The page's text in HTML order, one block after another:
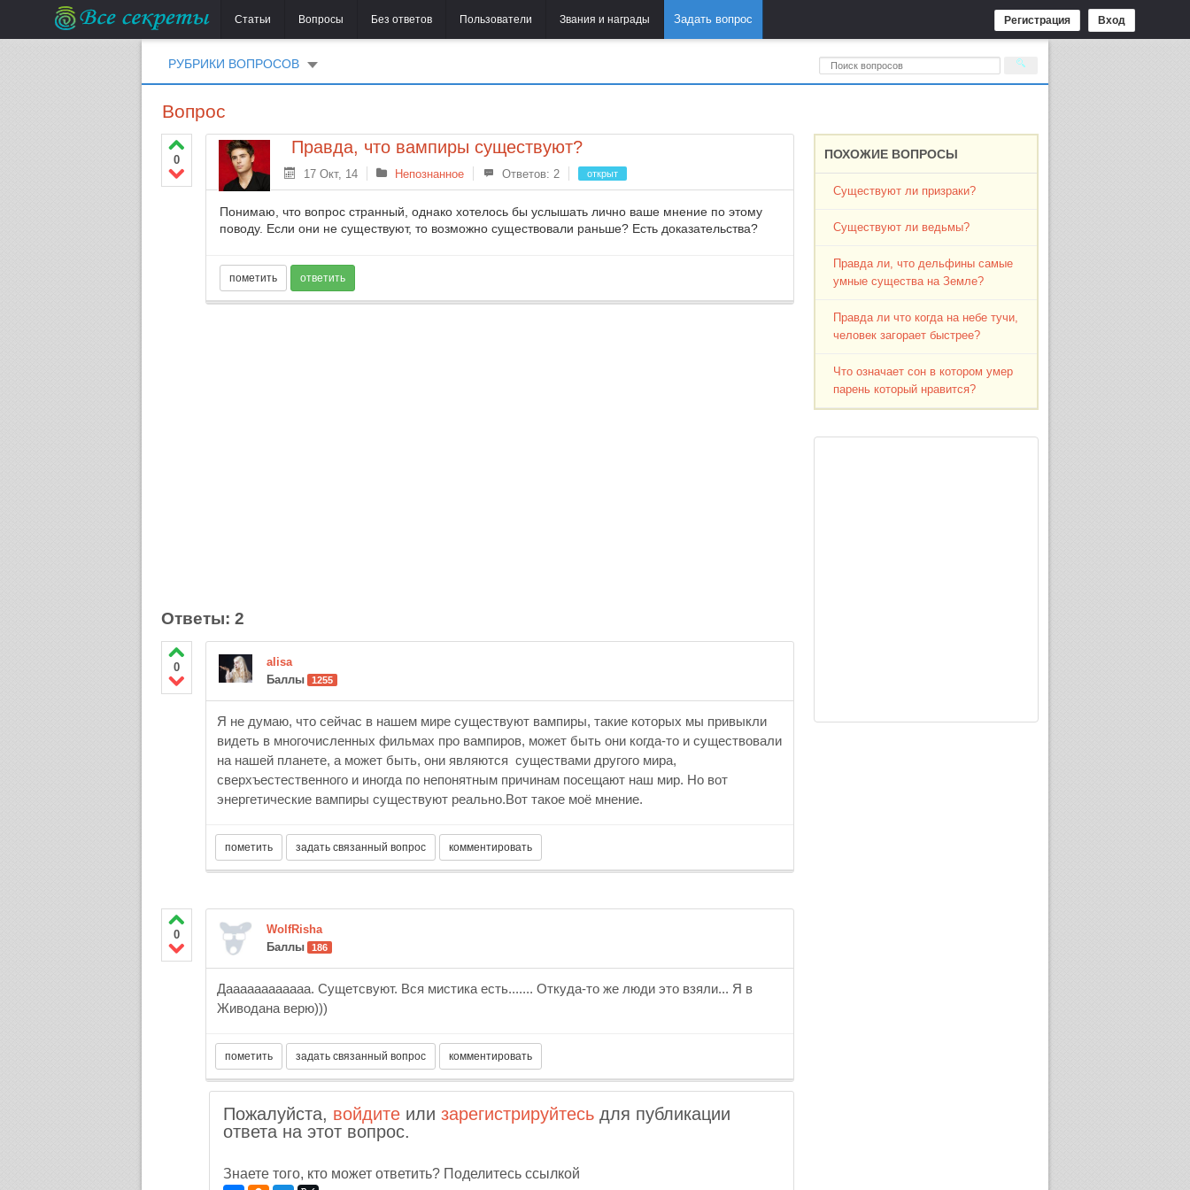
Регистрация Вход
Задать вопрос
Статьи Вопросы Без ответов Пользователи Звания и награды
РУБРИКИ ВОПРОСОВ
Вопрос
0
Правда, что вампиры существуют?
17 Окт, 14 Непознанное Ответов: 2 открыт
Понимаю, что вопрос странный, однако хотелось бы услышать лично ваше мнение по этому
поводу. Если они не существуют, то возможно существовали раньше? Есть доказательства?
Ответы: 2
0
alisa
Баллы
1255
Я не думаю, что сейчас в нашем мире существуют вампиры, такие которых мы привыкли
видеть в многочисленных фильмах про вампиров, может быть они когда-то и существовали
на нашей планете, а может быть, они являются существами другого мира,
сверхъестественного и иногда по непонятным причинам посещают наш мир. Но вот
энергетические вампиры существуют реально.Вот такое моё мнение.
0
WolfRisha
Баллы
186
Даааааааааааа. Сущетсвуют. Вся мистика есть....... Откуда-то же люди это взяли... Я в
Живодана верю)))
Пожалуйста, войдите или зарегистрируйтесь для публикации
ответа на этот вопрос.
Знаете того, кто может ответить? Поделитесь ссылкой
ПОХОЖИЕ ВОПРОСЫ
Существуют ли призраки?
Существуют ли ведьмы?
Правда ли, что дельфины самые
умные существа на Земле?
Правда ли что когда на небе тучи,
человек загорает быстрее?
Что означает сон в котором умер
парень который нравится?